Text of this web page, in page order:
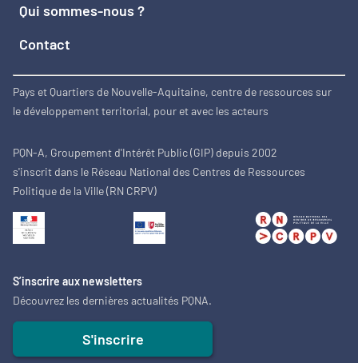
Qui sommes-nous ?
Contact
Pays et Quartiers de Nouvelle-Aquitaine, centre de ressources sur
le développement territorial, pour et avec les acteurs
PQN-A, Groupement d'Intérêt Public (GIP) depuis 2002
s'inscrit dans le Réseau National des Centres de Ressources
Politique de la Ville (RN CRPV)
S’inscrire aux newsletters
Découvrez les dernières actualités PQNA.
S'inscrire